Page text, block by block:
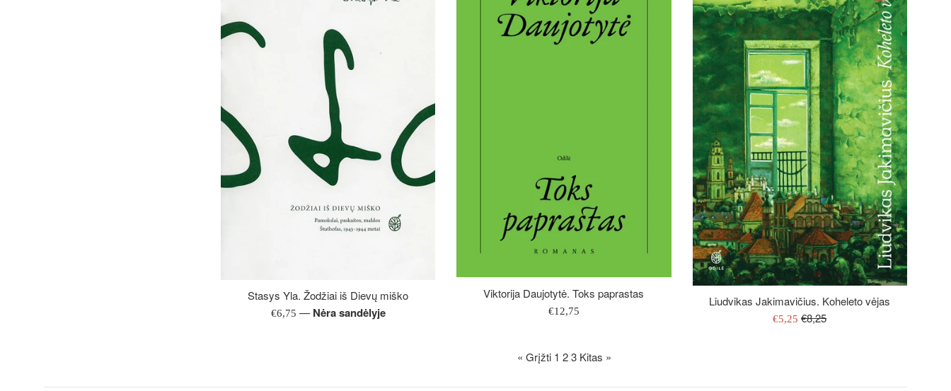
Stasys Yla. Žodžiai iš Dievų miško
Įprasta
€6,75 — Nėra sandėlyje
Viktorija Daujotytė. Toks paprastas
Įprasta
€12,75
Liudvikas Jakimavičius. Koheleto vėjas
Išpardavimo
€5,25Įprasta
€8,25
« Grįžti 1 2 3 Kitas »